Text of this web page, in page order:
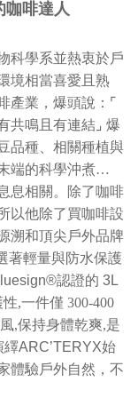
咖啡達人
科學系並熱衷於戶
境相當喜愛且熟
產業，爆頭說：⌜
共鳴且有連結⌟ 爆
品種、相關種植與
端的科學沖煮…
息相關。除了咖啡
以他除了買咖啡設
溯和頂尖戶外品牌
著輕量與防水保護
認證的 3L
,一件僅 300-400
,保持身體乾爽,是
繹ARC’TERYX始
體驗戶外自然，不